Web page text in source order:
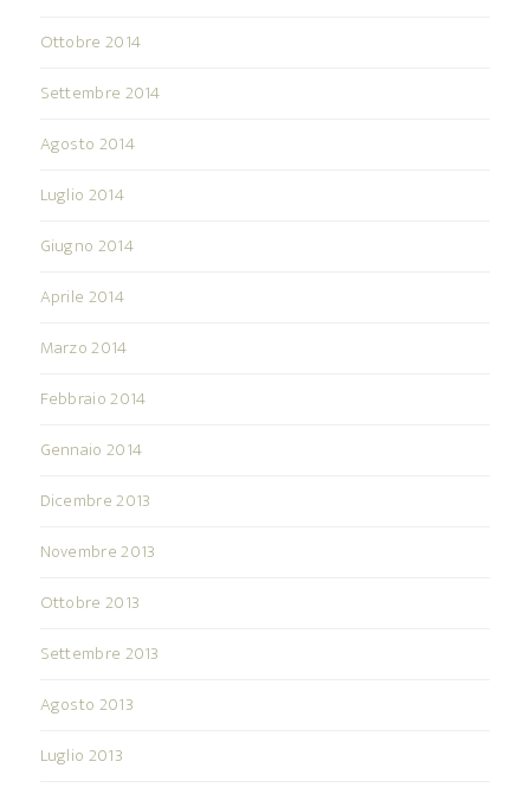
Ottobre 2014
Settembre 2014
Agosto 2014
Luglio 2014
Giugno 2014
Aprile 2014
Marzo 2014
Febbraio 2014
Gennaio 2014
Dicembre 2013
Novembre 2013
Ottobre 2013
Settembre 2013
Agosto 2013
Luglio 2013